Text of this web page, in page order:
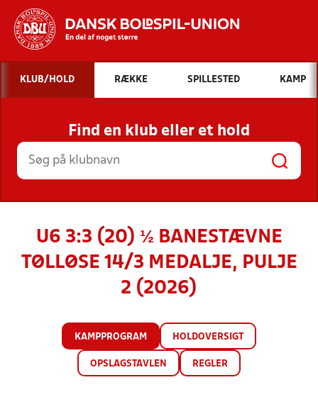
Hvad vil du søge efter?
INDHOLD OG NYHEDER
STILLINGER, RESULTATER, KLUBBER OG
HOLD
KLUB/HOLD RÆKKE SPILLESTED KAMP
Find en klub eller et hold
U6 3:3 (20) ½ BANESTÆVNE
TØLLØSE 14/3 MEDALJE, PULJE
2 (2026)
KAMPPROGRAM HOLDOVERSIGT
OPSLAGSTAVLEN REGLER